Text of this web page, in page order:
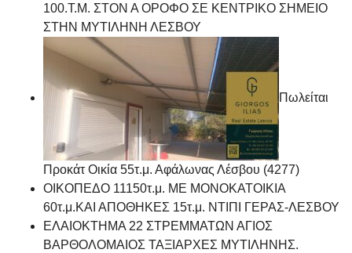
100.Τ.Μ. ΣΤΟΝ Α ΟΡΟΦΟ ΣΕ ΚΕΝΤΡΙΚΟ ΣΗΜΕΙΟ
ΣΤΗΝ ΜΥΤΙΛΗΝΗ ΛΕΣΒΟΥ
Πωλείται
Προκάτ Οικία 55τ.μ. Αφάλωνας Λέσβου (4277)
ΟΙΚΟΠΕΔΟ 11150τ.μ. ΜΕ ΜΟΝΟΚΑΤΟΙΚΙΑ
60τ.μ.ΚΑΙ ΑΠΟΘΗΚΕΣ 15τ.μ. ΝΤΙΠΙ ΓΕΡΑΣ-ΛΕΣΒΟΥ
ΕΛΑΙΟΚΤΗΜΑ 22 ΣΤΡΕΜΜΑΤΩΝ ΑΓΙΟΣ
ΒΑΡΘΟΛΟΜΑΙΟΣ ΤΑΞΙΑΡΧΕΣ ΜΥΤΙΛΗΝΗΣ.